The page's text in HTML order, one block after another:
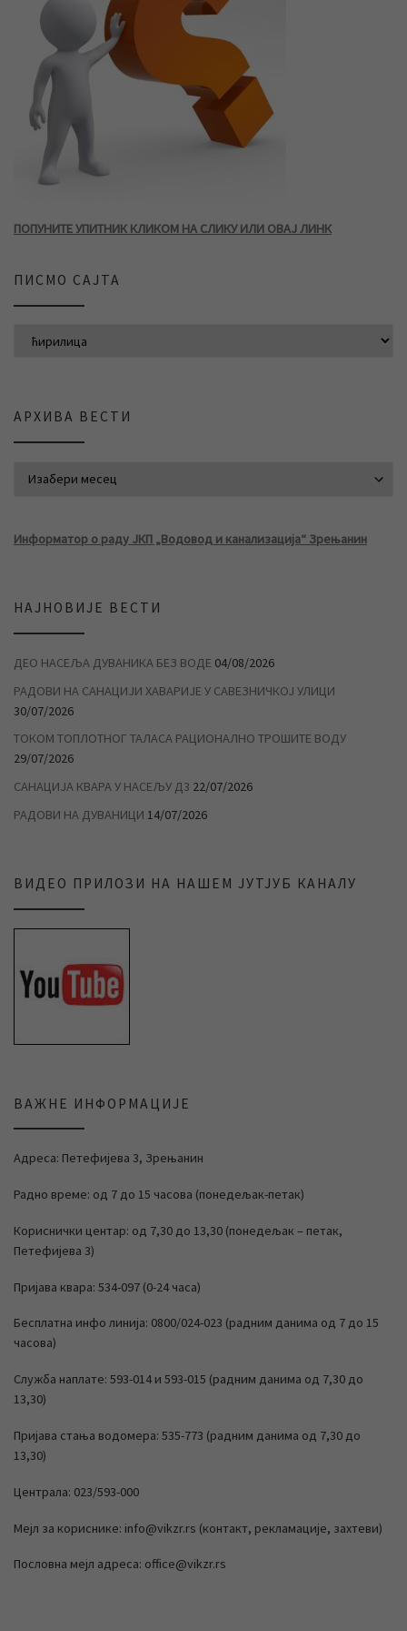
ПОПУНИТЕ УПИТНИК КЛИКОМ НА СЛИКУ ИЛИ ОВАЈ ЛИНК
ПИСМО САЈТА
АРХИВА ВЕСТИ
Информатор о раду ЈКП „Водовод и канализација“ Зрењанин
НАЈНОВИЈЕ ВЕСТИ
ДЕО НАСЕЉА ДУВАНИКА БЕЗ ВОДЕ 04/08/2026
РАДОВИ НА САНАЦИЈИ ХАВАРИЈЕ У САВЕЗНИЧКОЈ УЛИЦИ
30/07/2026
ТОКОМ ТОПЛОТНОГ ТАЛАСА РАЦИОНАЛНО ТРОШИТЕ ВОДУ
29/07/2026
САНАЦИЈА КВАРА У НАСЕЉУ Д3 22/07/2026
РАДОВИ НА ДУВАНИЦИ 14/07/2026
ВИДЕО ПРИЛОЗИ НА НАШЕМ ЈУТЈУБ КАНАЛУ
ВАЖНЕ ИНФОРМАЦИЈЕ
Адреса: Петефијева 3, Зрењанин
Радно време: од 7 до 15 часова (понедељак-петак)
Кориснички центар: од 7,30 до 13,30 (понедељак – петак,
Петефијева 3)
Пријава квара: 534-097 (0-24 часа)
Бесплатна инфо линија: 0800/024-023 (радним данима од 7 до 15
часова)
Служба наплате: 593-014 и 593-015 (радним данима од 7,30 до
13,30)
Пријава стања водомера: 535-773 (радним данима од 7,30 до
13,30)
Централа: 023/593-000
Мејл за кориснике: info@vikzr.rs (контакт, рекламације, захтеви)
Пословна мејл адреса: office@vikzr.rs